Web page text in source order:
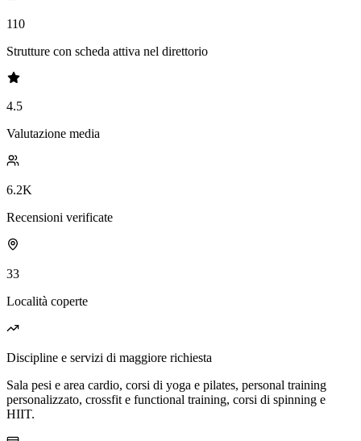
110
Strutture con scheda attiva nel direttorio
4.5
Valutazione media
6.2K
Recensioni verificate
33
Località coperte
Discipline e servizi di maggiore richiesta
Sala pesi e area cardio, corsi di yoga e pilates, personal training
personalizzato, crossfit e functional training, corsi di spinning e
HIIT.